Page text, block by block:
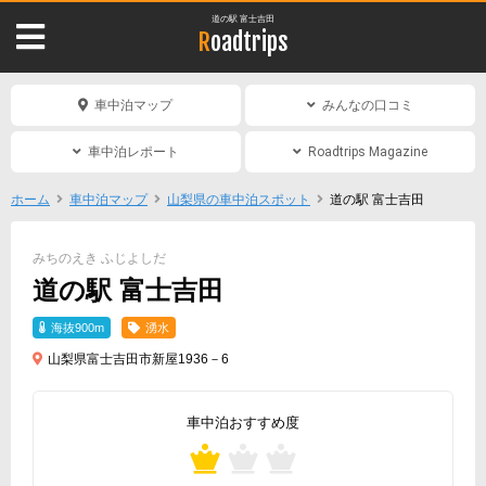
道の駅 富士吉田
Roadtrips
車中泊マップ みんなの口コミ
車中泊レポート Roadtrips Magazine
ホーム 車中泊マップ 山梨県の車中泊スポット 道の駅 富士吉田
みちのえき ふじよしだ
道の駅 富士吉田
海抜900m 湧水
山梨県富士吉田市新屋1936－6
車中泊おすすめ度